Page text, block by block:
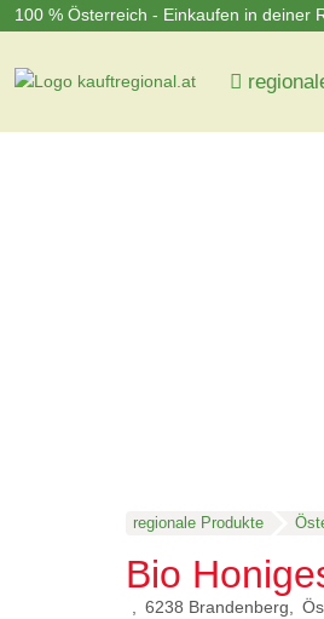
100 % Österreich - Einkaufen in deiner
regionale Produkte
Bio
6238 Brandenberg